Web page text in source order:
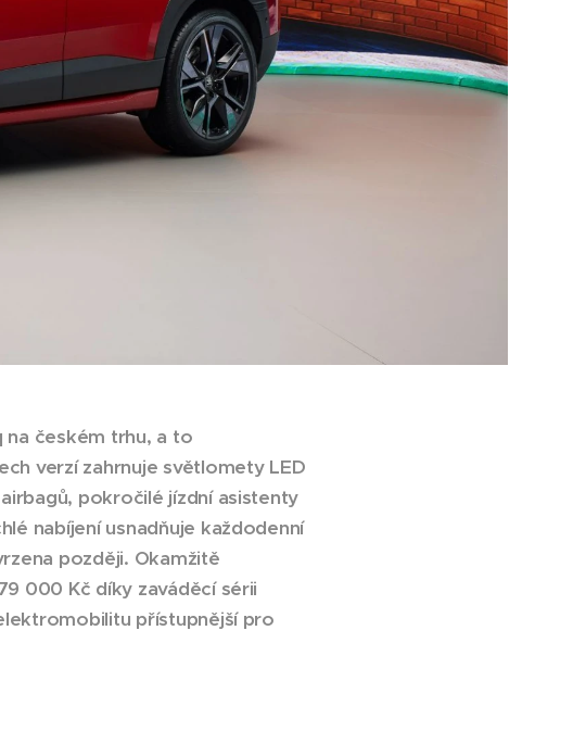
českém trhu, a to
verzí zahrnuje světlomety LED
pokročilé jízdní asistenty
nabíjení usnadňuje každodenní
později. Okamžitě
000 Kč díky zaváděcí sérii
přístupnější pro